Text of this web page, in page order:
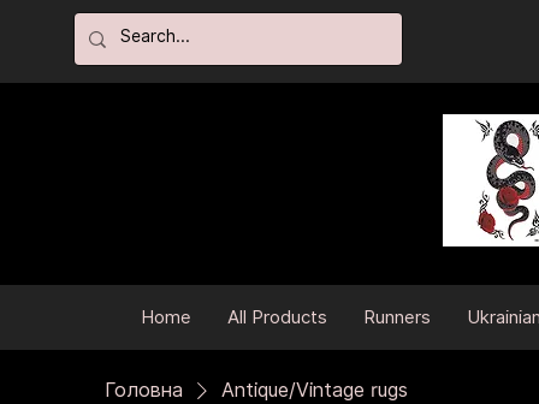
Home All Products Runners
Головна Antique/Vintage rugs